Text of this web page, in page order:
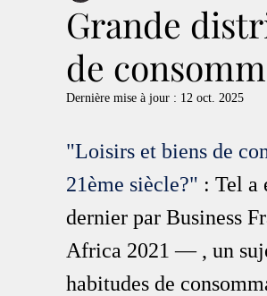
Grande
de
Dernière mise à jour : 12 oct. 2025
"Loisirs et biens de
21ème siècle?" : Tel a
dernier par Business
Africa 2021 — , un
habitudes de